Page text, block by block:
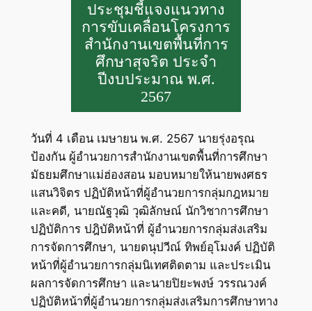
ประชุมชี้แจงแนวทาง
การขับเคลื่อนโครงการ
สำนักงานเขตพื้นที่การ
ศึกษาสุจริต ประจำ
ปีงบประมาณ พ.ศ.
2567
วันที่ 4 เดือน เมษายน พ.ศ. 2567 นายรุ่งอรุณ
ป้องกัน ผู้อำนวยการสำนักงานเขตพื้นที่การศึกษา
มัธยมศึกษาแม่ฮ่องสอน มอบหมายให้นายพงศธร
แสนวิจิตร ปฏิบัติหน้าที่ผู้อำนวยการกลุ่มกฎหมาย
และคดี, นายณัฐวุฒิ วุฒิลักษณ์ นักวิชาการศึกษา
ปฏิบัติการ ปฎิบัติหน้าที่ ผู้อำนวยการกลุ่มส่งเสริม
การจัดการศึกษา, นายดนุปวีณ์ ทิพย์อุโมงค์ ปฏิบัติ
หน้าที่ผู้อำนวยการกลุ่มนิเทศติดตาม และประเมิน
ผลการจัดการศึกษา และนายปิยะพงษ์ วรรณวงค์
ปฏิบัติหน้าที่ผู้อำนวยการกลุ่มส่งเสริมการศึกษาทาง